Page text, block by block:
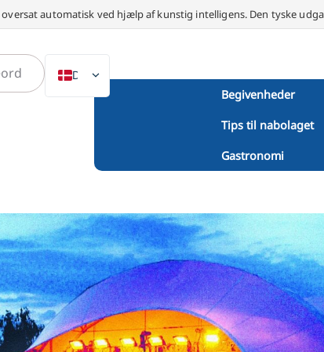
oversat automatisk ved hjælp af kunstig intelligens. Den tyske
DE
IT
SV
FR
PT
TR
Begivenheder
Tips til nabolaget
Gastronomi